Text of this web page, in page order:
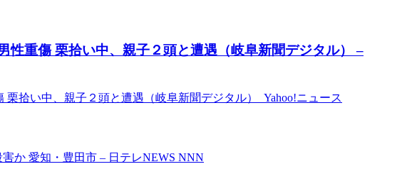
性重傷 栗拾い中、親子２頭と遭遇（岐阜新聞デジタル） –
拾い中、親子２頭と遭遇（岐阜新聞デジタル） Yahoo!ニュース
か 愛知・豊田市 – 日テレNEWS NNN